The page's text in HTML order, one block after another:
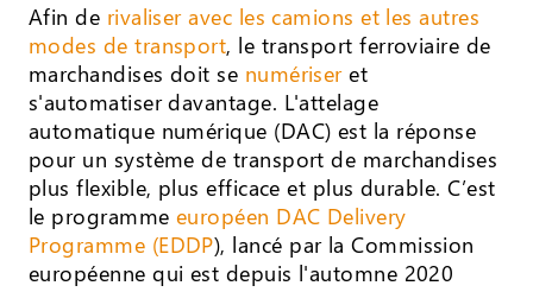
Afin de rivaliser avec les camions et les autres
modes de transport, le transport ferroviaire de
marchandises doit se numériseret
s'automatiser davantage. L'attelage
automatique numérique (DAC) est la réponse
pour un système de transport de marchandises
plus flexible, plus efficace et plus durable. C’est
le programme européen DAC Delivery
Programme (EDDP), lancé par la Commission
européenne qui est depuis l'automne 2020